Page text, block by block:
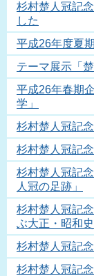
杉村楚人冠記
した
平成26年度夏
テーマ展示「
平成26年春期
学」
杉村楚人冠記
杉村楚人冠記
杉村楚人冠記
人冠の足跡」
杉村楚人冠記
ぶ大正・昭和史
杉村楚人冠記
杉村楚人冠記